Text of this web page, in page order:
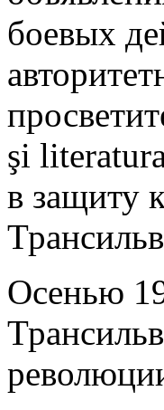
боевых
şi
в защиту
Осенью